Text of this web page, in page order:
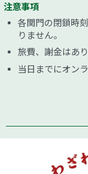
注意事項
各関門の閉鎖時
りません。
旅費、謝金はあり
当日までにオン